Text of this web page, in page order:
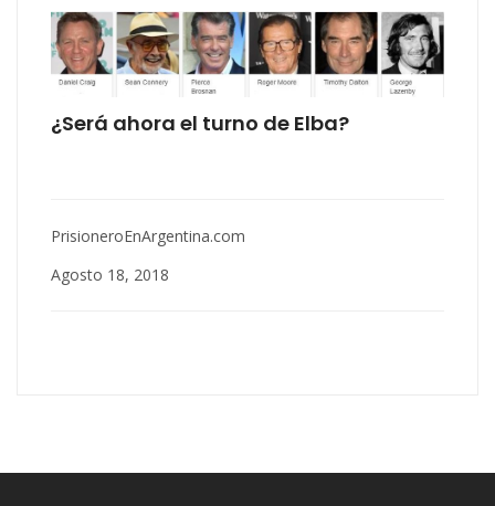
¿Será ahora el turno de Elba?
PrisioneroEnArgentina.com
Agosto 18, 2018